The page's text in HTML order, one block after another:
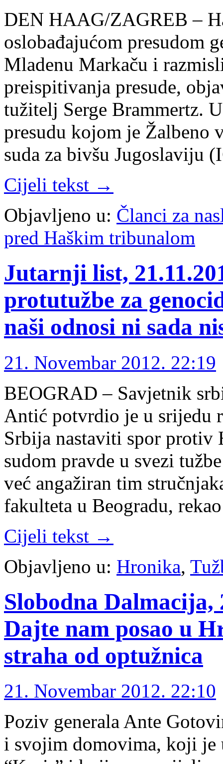
DEN HAAG/ZAGREB –
oslobađajućom presudom
Mladenu Markaču i
preispitivanja presude,
tužitelj Serge Brammertz.
presudu kojom je Žalbeno
suda za bivšu Jugoslaviju
Cijeli tekst →
Objavljeno u: Članci za
pred Haškim tribunalom
Jutarnji list,
protutužbe za
naši odnosi ni sada
21. Novembar 2012. 22:19
BEOGRAD – Savjetnik
Antić potvrdio je u srijedu
Srbija nastaviti spor protiv
sudom pravde u svezi
već angažiran tim
fakulteta u Beogradu,
Cijeli tekst →
Objavljeno u: Hronika,
Slobodna Dalmacija,
Dajte nam posao u
straha od optužnica
21. Novembar 2012. 22:10
Poziv generala Ante
i svojim domovima, koji je